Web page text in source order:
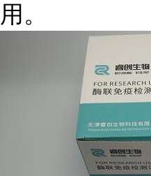
用。